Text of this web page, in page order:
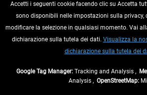
RECEDERE DAL CONTRATTO
INFORMAZIONI
Accetti i seguenti cookie facendo clic su Accetta
sono disponibili nelle impostazioni sulla privacy,
modificare la selezione in qualsiasi momento. Vai
dichiarazione sulla tutela dei dati. Visualizza la
dichiarazione sulla tutela dei
Google Tag Manager: Tracking and Analysis ,
Analysis , OpenStreetMap: